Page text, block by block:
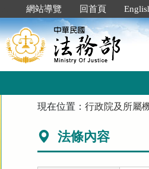
網站導覽 回首頁
現在位置：行政院及所屬
法條內容